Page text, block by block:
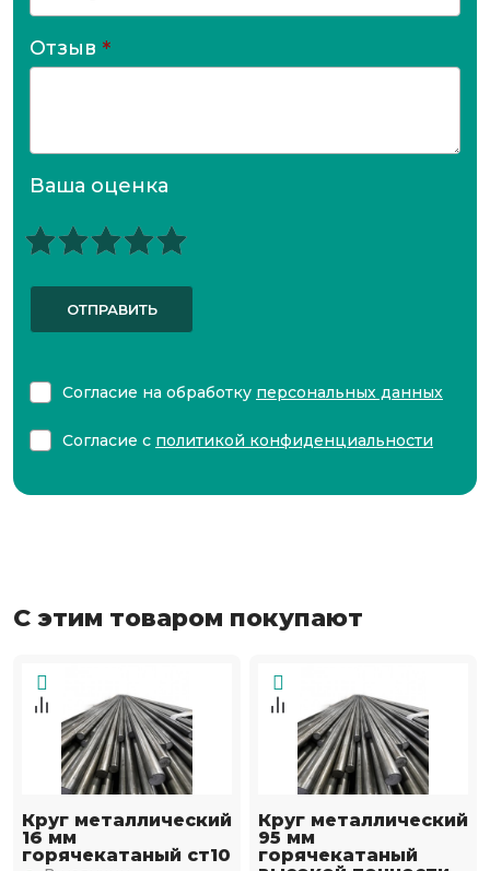
Отзыв *
Ваша оценка
ОТПРАВИТЬ
Согласие на обработку персональных данных
Согласие с политикой конфиденциальности
С этим товаром покупают
Круг металлический
16 мм
горячекатаный ст10
Круг металлический
95 мм
горячекатаный